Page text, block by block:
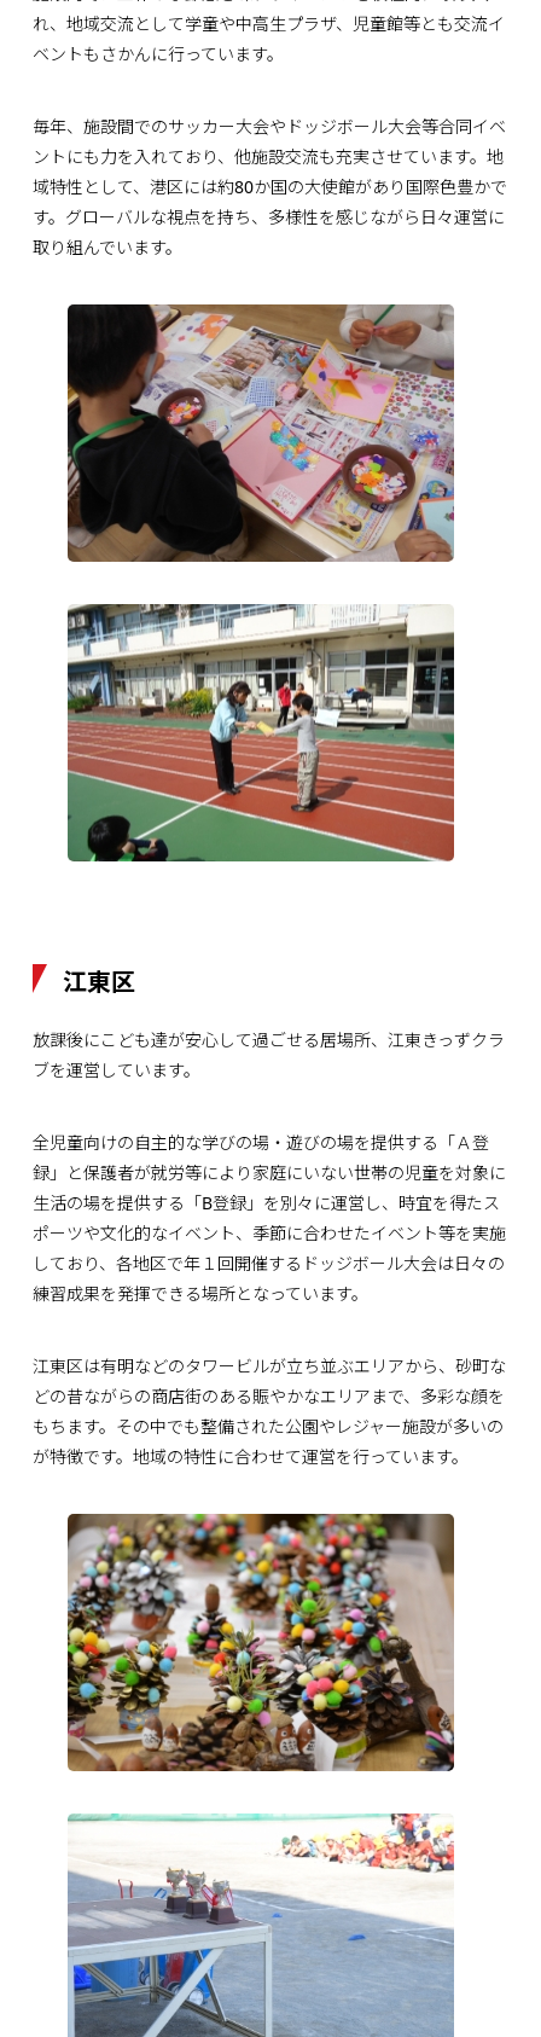
れ、地域交流として学童や中高生プラザ、児童館等とも交流イ
ベントもさかんに行っています。
毎年、施設間でのサッカー大会やドッジボール大会等合同イベ
ントにも力を入れており、他施設交流も充実させています。地
域特性として、港区には約80か国の大使館があり国際色豊かで
す。グローバルな視点を持ち、多様性を感じながら日々運営に
取り組んでいます。
江東区
放課後にこども達が安心して過ごせる居場所、江東きっずクラ
ブを運営しています。
全児童向けの自主的な学びの場・遊びの場を提供する「Ａ登
録」と保護者が就労等により家庭にいない世帯の児童を対象に
生活の場を提供する「B登録」を別々に運営し、時宜を得たス
ポーツや文化的なイベント、季節に合わせたイベント等を実施
しており、各地区で年１回開催するドッジボール大会は日々の
練習成果を発揮できる場所となっています。
江東区は有明などのタワービルが立ち並ぶエリアから、砂町な
どの昔ながらの商店街のある賑やかなエリアまで、多彩な顔を
もちます。その中でも整備された公園やレジャー施設が多いの
が特徴です。地域の特性に合わせて運営を行っています。